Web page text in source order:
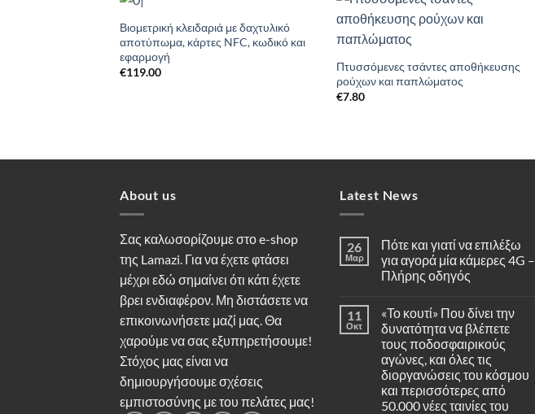
Add to
Wishlist
Βιομετρική κλειδαριά με δαχτυλικό
αποτύπωμα, κάρτες NFC, κωδικό και
εφαρμογή
€119.00
Πτυσσόμενες τσάντες αποθήκευσης
ρούχων και παπλώματος
€7.80
About us
Σας καλωσορίζουμε στο e-shop
της Lamazi. Για να έχετε φτάσει
μέχρι εδώ σημαίνει ότι κάτι έχετε
βρει ενδιαφέρον. Μη διστάσετε να
επικοινωνήσετε μαζί μας. Θα
χαρούμε να σας εξυπηρετήσουμε!
Στόχος μας είναι να
δημιουργήσουμε σχέσεις
εμπιστοσύνης με του πελάτες μας!
Latest News
26
Μαρ
Πότε και γιατί να επιλέξω
για αγορά μία κάμερες 4G –
Πλήρης οδηγός
σχόλια
στο
Πότε
και
γιατί
να
επιλέξω
για
αγορά
μία
11
Οκτ
«Το κουτί» Που δίνει την
δυνατότητα να βλέπετε
τους ποδοσφαιρικούς
αγώνες, και όλες τις
διοργανώσεις του κόσμου
και περισσότερες από
50.000 νέες ταινίες του